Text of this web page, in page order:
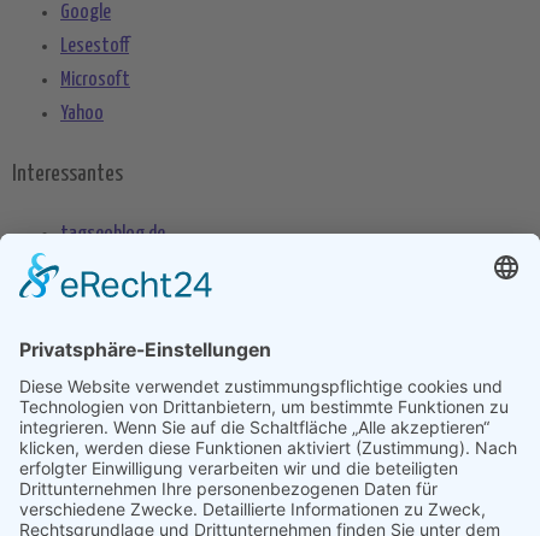
Google
Lesestoff
Microsoft
Yahoo
Interessantes
tagseoblog.de
SEO Blog
seo-trainee.de
seokratie.de
Tags
Android Android Phone Anwendung App Apple Betriebssystem Datenschutz